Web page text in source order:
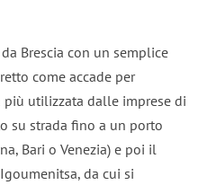
Brescia con un semplice
come accade per
più utilizzata dalle imprese di
su strada fino a un porto
Bari o Venezia) e poi il
da cui si